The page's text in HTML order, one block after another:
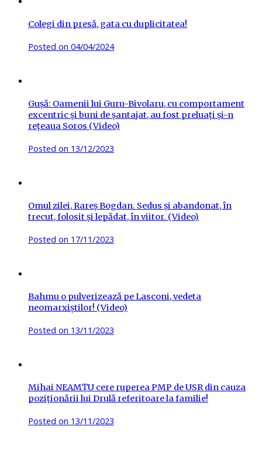
Colegi din presă, gata cu duplicitatea!
Posted on 04/04/2024
Gușă: Oamenii lui Guru-Bivolaru, cu comportament
excentric și buni de șantajat, au fost preluați și-n
rețeaua Soros (Video)
Posted on 13/12/2023
Omul zilei, Rareș Bogdan. Sedus și abandonat, în
trecut, folosit și lepădat, în viitor. (Video)
Posted on 17/11/2023
Bahmu o pulverizează pe Lasconi, vedeta
neomarxiștilor! (Video)
Posted on 13/11/2023
Mihai NEAMȚU cere ruperea PMP de USR din cauza
poziționării lui Drulă referitoare la familie!
Posted on 13/11/2023